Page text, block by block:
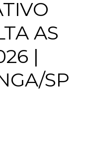
AS
|
SP